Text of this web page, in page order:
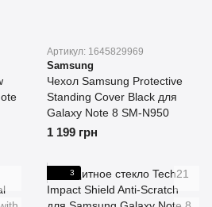
Артикул: 1645829969
Samsung
Чехол Samsung Protective
Standing Cover Black для
Galaxy Note 8 SM-N950
1 199 грн
3